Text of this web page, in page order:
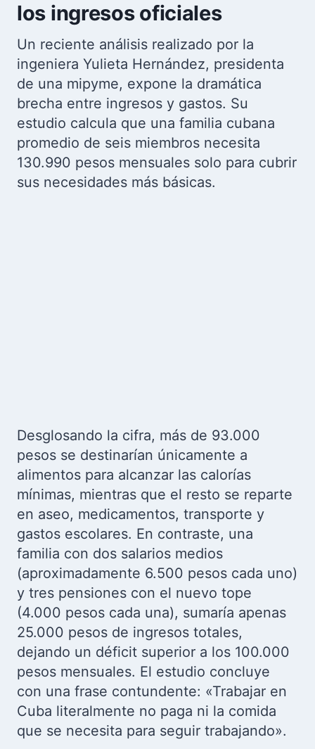
los ingresos oficiales
Un reciente análisis realizado por la
ingeniera Yulieta Hernández, presidenta
de una mipyme, expone la dramática
brecha entre ingresos y gastos. Su
estudio calcula que una familia cubana
promedio de seis miembros necesita
130.990 pesos mensuales solo para cubrir
sus necesidades más básicas.
Desglosando la cifra, más de 93.000
pesos se destinarían únicamente a
alimentos para alcanzar las calorías
mínimas, mientras que el resto se reparte
en aseo, medicamentos, transporte y
gastos escolares. En contraste, una
familia con dos salarios medios
(aproximadamente 6.500 pesos cada uno)
y tres pensiones con el nuevo tope
(4.000 pesos cada una), sumaría apenas
25.000 pesos de ingresos totales,
dejando un déficit superior a los 100.000
pesos mensuales. El estudio concluye
con una frase contundente: «Trabajar en
Cuba literalmente no paga ni la comida
que se necesita para seguir trabajando».